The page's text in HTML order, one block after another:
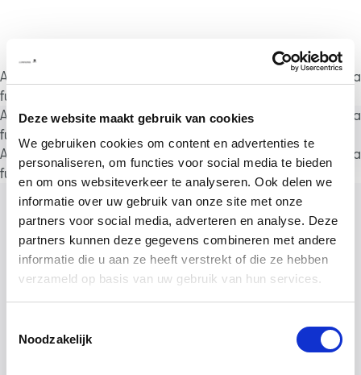
Deze website maakt gebruik van cookies
We gebruiken cookies om content en advertenties te
personaliseren, om functies voor social media te bieden
en om ons websiteverkeer te analyseren. Ook delen we
informatie over uw gebruik van onze site met onze
partners voor social media, adverteren en analyse. Deze
partners kunnen deze gegevens combineren met andere
informatie die u aan ze heeft verstrekt of die ze hebben
verzameld op basis van uw gebruik van hun services.
Noodzakelijk
A rendering error occurred:
a.substring(...).replaceAll is not a
function
A rendering error occurred:a.substring(...).replaceAll is not a
function
A rendering error occurred:
a.substring(...).replaceAll is not a
function